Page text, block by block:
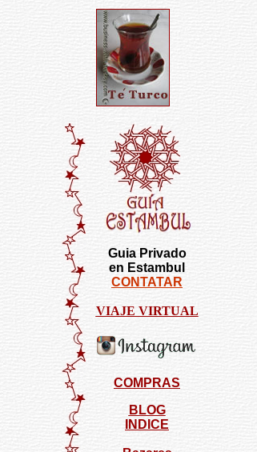
Guia Privado
en Estambul
CONTATAR
VIAJE VIRTUAL
COMPRAS
BLOG
INDICE